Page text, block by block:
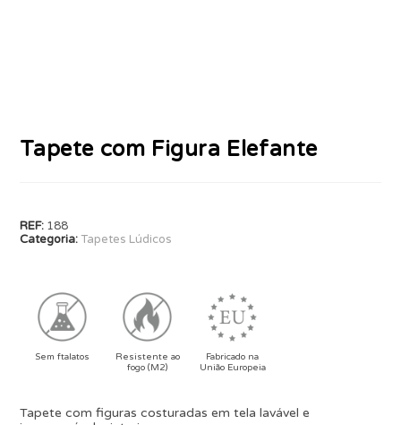
Tapete com Figura Elefante
REF: 188
Categoria: Tapetes Lúdicos
Sem ftalatos
Resistente ao
fogo (M2)
Fabricado na
União Europeia
Tapete com figuras costuradas em tela lavável e